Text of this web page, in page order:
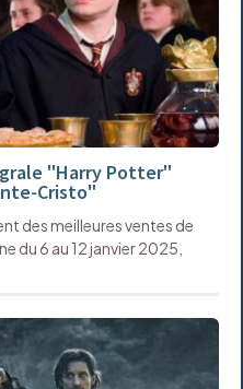
"Harry Potter"
Cristo"
des meilleures ventes de
du 6 au 12 janvier 2025,